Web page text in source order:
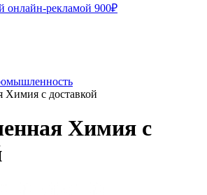
онлайн-рекламой 900₽
с доставкой
Химия с